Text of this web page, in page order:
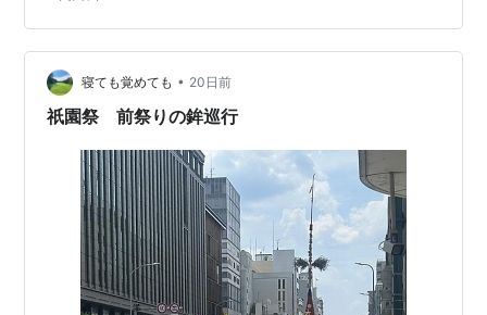
寝ても覚めても • 20日前
祇園祭 前祭りの鉾巡行